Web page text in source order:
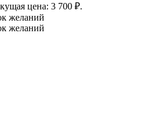
цена: 3 700 ₽.
желаний
желаний